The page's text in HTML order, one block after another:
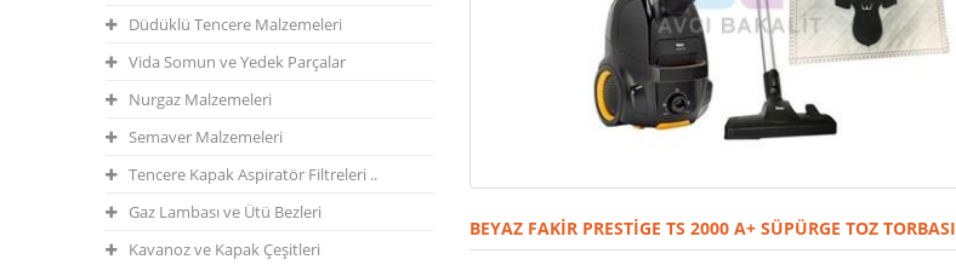
Düdüklü Tencere Malzemeleri
Vida Somun ve Yedek Parçalar
Nurgaz Malzemeleri
Semaver Malzemeleri
Tencere Kapak Aspiratör Filtreleri ..
Gaz Lambası ve Ütü Bezleri
Kavanoz ve Kapak Çeşitleri
BEYAZ FAKIR PRESTIGE TS 2000 A+ SÜPÜRGE TOZ TORBASI